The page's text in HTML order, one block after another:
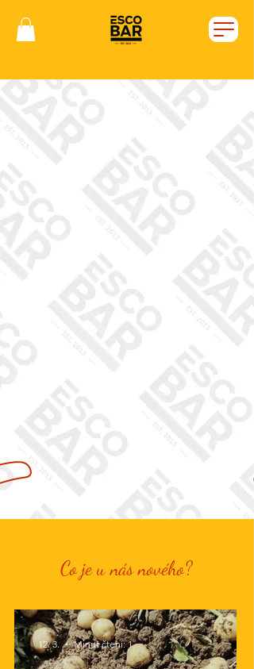
Vítejte v Escobaru!
Chceš u nás posedět?
vycházet z domu, nebo sedíš v
práci a máš šílenou chuť na
naše burgery?
Rozvoz
Virtuální prohlídka
Co je u nás nového?
12. 3. Minut čtení: 1